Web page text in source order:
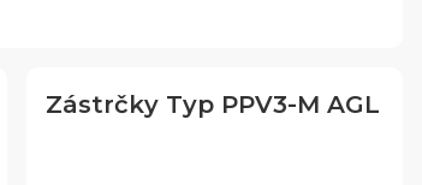
Zástrčky Typ PPV3-M AGL